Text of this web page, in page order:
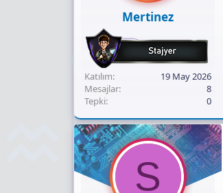
Mertinez
Katılım
19 May 2026
Mesajlar
8
Tepki
0
S